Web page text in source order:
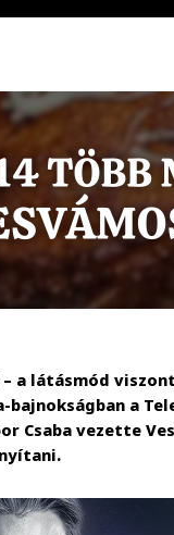
a látásmód
a
Csaba vezette